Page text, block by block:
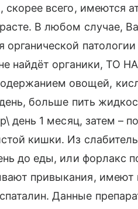
всего, имеются
В любом случае,
органической
не найдёт органики,
овощей,
больше пить
день 1 месяц, затем –
кишки. Из
до еды, или форлакс
привыкания,
Данные